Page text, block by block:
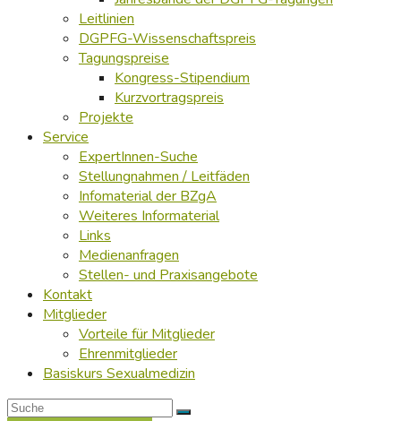
Leitlinien
DGPFG-Wissenschaftspreis
Tagungspreise
Kongress-Stipendium
Kurzvortragspreis
Projekte
Service
ExpertInnen-Suche
Stellungnahmen / Leitfäden
Infomaterial der BZgA
Weiteres Informaterial
Links
Medienanfragen
Stellen- und Praxisangebote
Kontakt
Mitglieder
Vorteile für Mitglieder
Ehrenmitglieder
Basiskurs Sexualmedizin